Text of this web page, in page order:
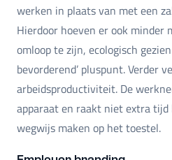
werken in plaats van met een
Hierdoor hoeven er ook minder
omloop te zijn, ecologisch
bevorderend’ pluspunt. Verder
arbeidsproductiviteit. De
apparaat en raakt niet extra
wegwijs maken op het toestel.